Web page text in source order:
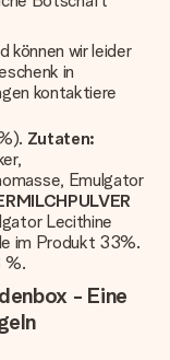
können wir leider
in
kontaktiere
Zutaten:
Emulgator
Lecithine
im Produkt 33%.
%.
- Eine